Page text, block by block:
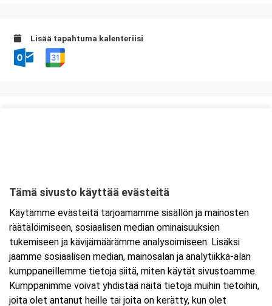
Lisää tapahtuma kalenteriisi
Tarkempi kartta ja ajo-ohjeet
Tämä sivusto käyttää evästeitä
Käytämme evästeitä tarjoamamme sisällön ja mainosten
räätälöimiseen, sosiaalisen median ominaisuuksien
tukemiseen ja kävijämäärämme analysoimiseen. Lisäksi
jaamme sosiaalisen median, mainosalan ja analytiikka-alan
kumppaneillemme tietoja siitä, miten käytät sivustoamme.
Kumppanimme voivat yhdistää näitä tietoja muihin tietoihin,
joita olet antanut heille tai joita on kerätty, kun olet